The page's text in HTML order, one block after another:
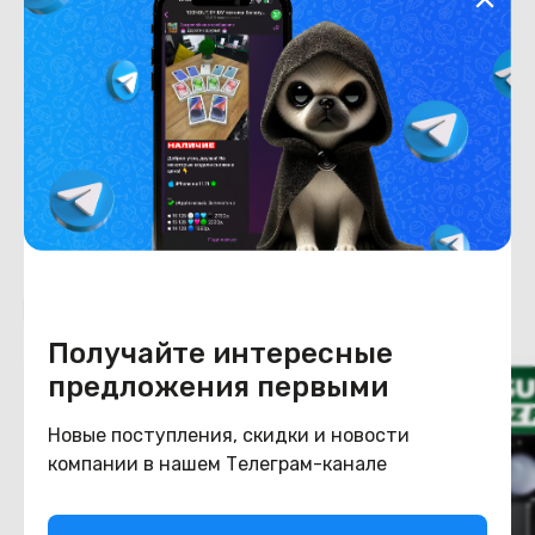
Получайте интересные
предложения первыми
Новые поступления, скидки и новости
компании в нашем Телеграм-канале
Емкость накопителя 256
Конструкция
Цвет желтый